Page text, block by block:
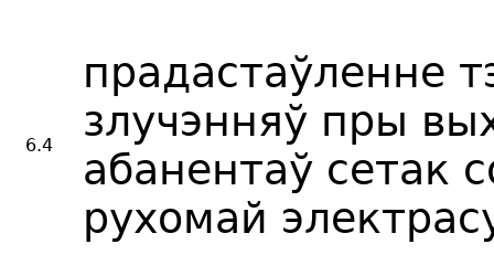
6.4
прадастаўленне
злучэнняў пры
абанентаў сетак
рухомай